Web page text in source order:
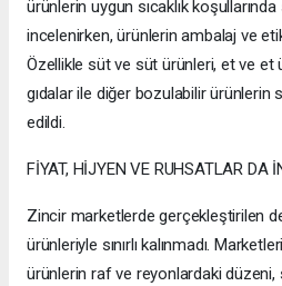
ürünlerin uygun sıcaklık koşullarında
incelenirken, ürünlerin ambalaj ve
Özellikle süt ve süt ürünleri, et ve et
gıdalar ile diğer bozulabilir ürünlerin
edildi.
FİYAT, HİJYEN VE RUHSATLAR DA
Zincir marketlerde gerçekleştirilen
ürünleriyle sınırlı kalınmadı.
ürünlerin raf ve reyonlardaki düzeni,